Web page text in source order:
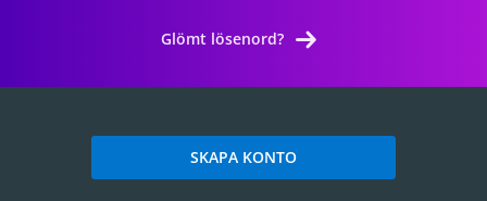
Glömt lösenord?
SKAPA KONTO